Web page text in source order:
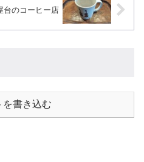
台のコーヒー店
を書き込む